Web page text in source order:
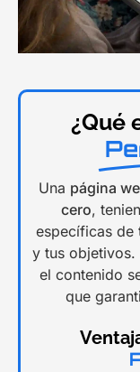
¿Qué
Una página
cero,
específicas de
y tus
el contenido
que